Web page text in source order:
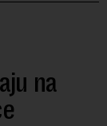
na